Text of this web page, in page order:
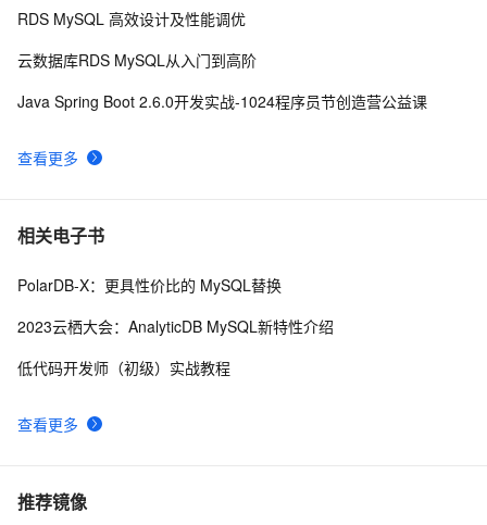
10MySQL的InnoDB引擎：深度解析与应用
查看更多
RDS MySQL 高效设计及性能调优
云数据库RDS MySQL从入门到高阶
Java Spring Boot 2.6.0开发实战-1024程序员节创造营公益课
相关电子书
查看更多
PolarDB-X：更具性价比的 MySQL替换
2023云栖大会：AnalyticDB MySQL新特性介绍
低代码开发师（初级）实战教程
推荐镜像